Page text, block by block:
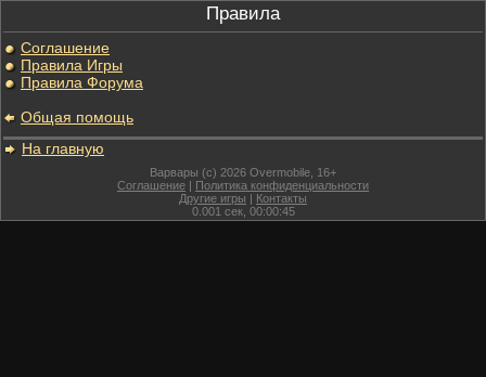
Правила
Соглашение
Правила Игры
Правила Форума
Общая помощь
На главную
Варвары (c) 2026 Overmobile, 16+
Соглашение | Политика конфиденциальности
Другие игры | Контакты
0.001 сек, 00:00:45